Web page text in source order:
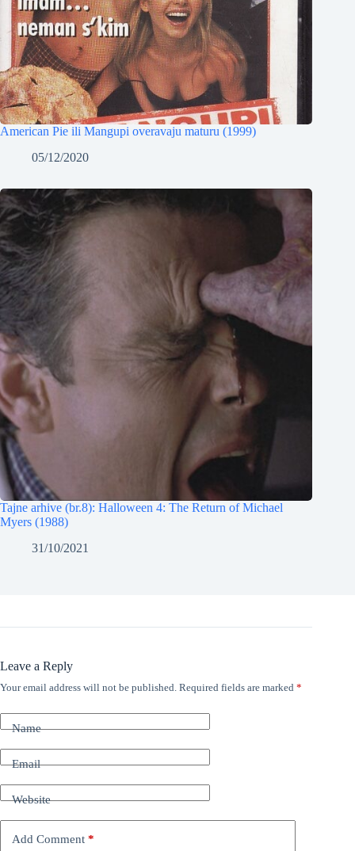
American Pie ili Mangupi overavaju maturu (1999)
05/12/2020
Tajne arhive (br.8): Halloween 4: The Return of Michael
Myers (1988)
31/10/2021
Leave a Reply
Your email address will not be published. Required fields are marked *
Name
Email
Website
Add Comment *